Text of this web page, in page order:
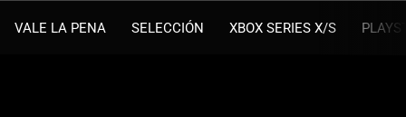
VALE LA PENA SELECCIÓN XBOX SERIES X/S